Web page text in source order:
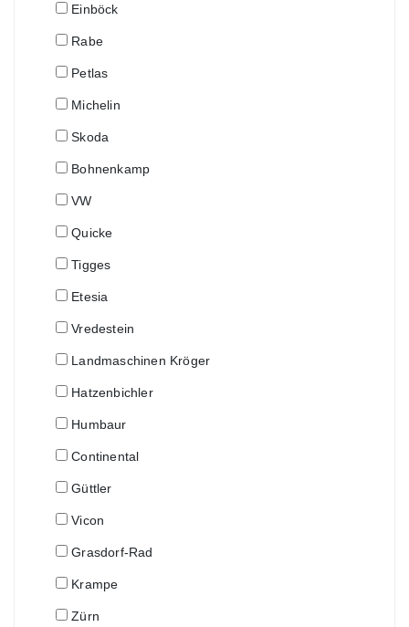
Einböck
Rabe
Petlas
Michelin
Skoda
Bohnenkamp
VW
Quicke
Tigges
Etesia
Vredestein
Landmaschinen Kröger
Hatzenbichler
Humbaur
Continental
Güttler
Vicon
Grasdorf-Rad
Krampe
Zürn